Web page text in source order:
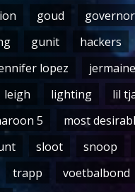
goud
gunit hackers
lopez jermaine
leigh lighting lil
5 most
sloot snoop
trapp voetbalbond